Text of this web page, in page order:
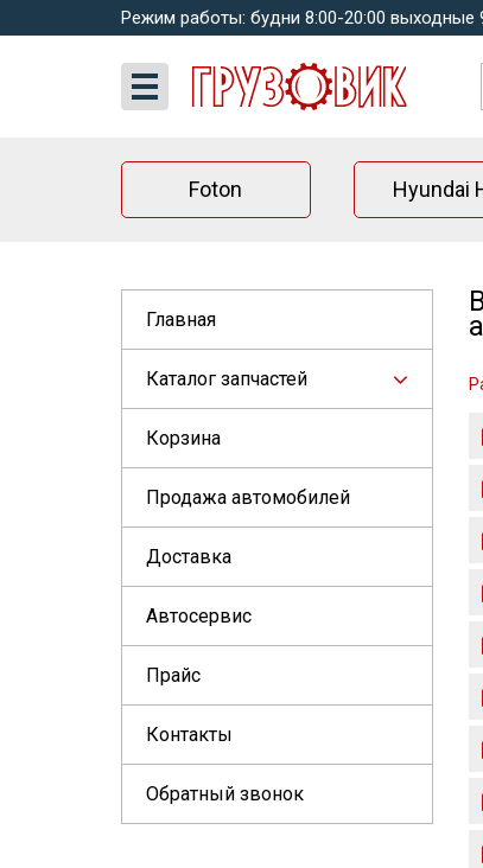
Режим работы: будни 8:00-20:00 выходные
Foton Hyundai
Главная
Каталог запчастей
Корзина
Продажа автомобилей
Доставка
Автосервис
Прайс
Контакты
Обратный звонок